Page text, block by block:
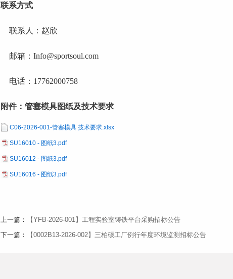
联系方式
联系人：赵欣
邮箱： Info@sportsoul.com
电话： 17762000758
附件： 管塞模具图纸及技术要求
C06-2026-001-管塞模具 技术要求.xlsx
SU16010 - 图纸3.pdf
SU16012 - 图纸3.pdf
SU16016 - 图纸3.pdf
上一篇：
【YFB-2026-001】工程实验室铸铁平台采购招标公告
下一篇：
【0002B13-2026-002】三柏硕工厂例行年度环境监测招标公告